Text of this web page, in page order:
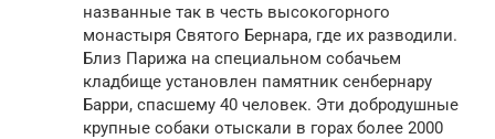
названные так в честь высокогорного
монастыря Святого Бернара, где их разводили.
Близ Парижа на специальном собачьем
кладбище установлен памятник сенбернару
Барри, спасшему 40 человек. Эти добродушные
крупные собаки отыскали в горах более 2000